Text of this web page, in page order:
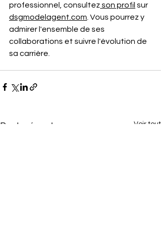
professionnel, consultez son profil sur
dsgmodelagent.com . Vous pourrez y
admirer l'ensemble de ses
collaborations et suivre l'évolution de
sa carrière.
Posts récents Voir tout